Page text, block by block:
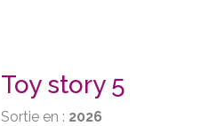
Toy story 5
Sortie en : 2026